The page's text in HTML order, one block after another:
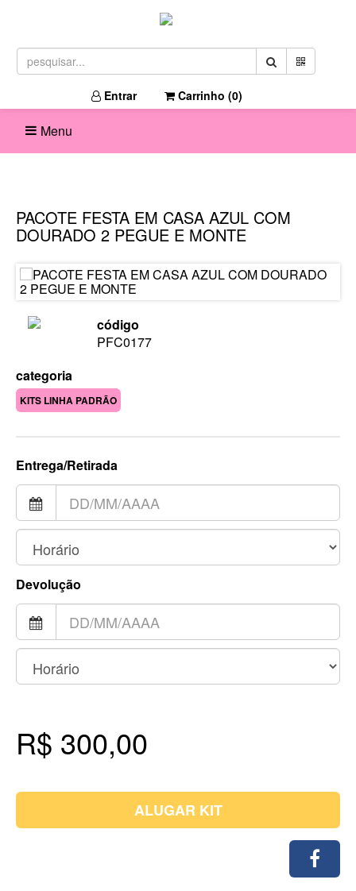
Entrar Carrinho (0)
Menu
PACOTE FESTA EM CASA AZUL COM
DOURADO 2 PEGUE E MONTE
código
PFC0177
categoria
KITS LINHA PADRÃO
Entrega/Retirada
Devolução
R$ 300,00
ALUGAR KIT